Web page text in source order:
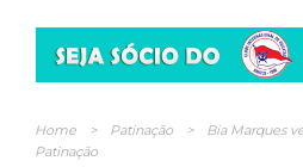
Home > Patinação >
Bia Marques
Patinação